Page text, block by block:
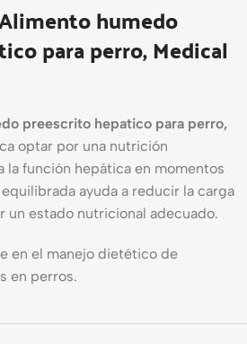
humedo
para perro, Medical
preescrito hepatico para perro,
optar por una nutrición
la función hepática en momentos
ayuda a reducir la carga
un estado nutricional adecuado.
en el manejo dietético de
en perros.